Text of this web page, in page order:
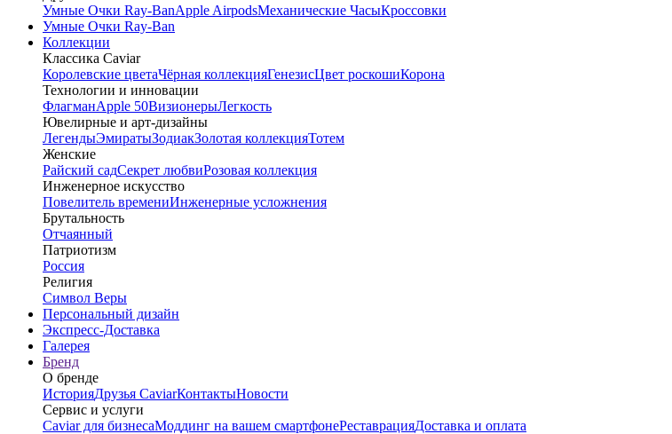
Умные Очки Ray-BanApple AirpodsМеханические ЧасыКроссовки
Умные Очки Ray-Ban
Коллекции
Классика Caviar
Королевские цветаЧёрная коллекцияГенезисЦвет роскошиКорона
Технологии и инновации
ФлагманApple 50ВизионерыЛегкость
Ювелирные и арт-дизайны
ЛегендыЭмиратыЗодиакЗолотая коллекцияТотем
Женские
Райский садСекрет любвиРозовая коллекция
Инженерное искусство
Повелитель времениИнженерные усложнения
Брутальность
Отчаянный
Патриотизм
Россия
Религия
Символ Веры
Персональный дизайн
Экспресс-Доставка
Галерея
Бренд
О бренде
ИсторияДрузья CaviarКонтактыНовости
Сервис и услуги
Caviar для бизнесаМоддинг на вашем смартфонеРеставрацияДоставка и оплата